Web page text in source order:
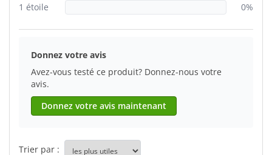
1 étoile
0%
Donnez votre avis
Avez-vous testé ce produit? Donnez-nous votre
avis.
Donnez votre avis maintenant
Trier par :